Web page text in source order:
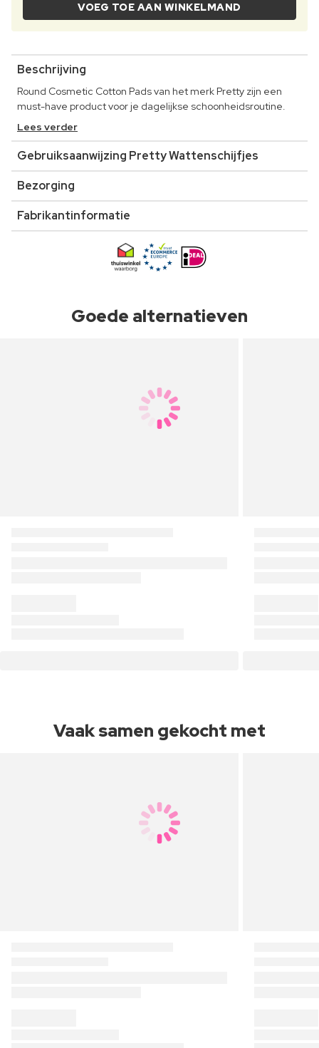
VOEG TOE AAN WINKELMAND
Beschrijving
Round Cosmetic Cotton Pads van het merk Pretty zijn een
must-have product voor je dagelijkse schoonheidsroutine.
Lees verder
Gebruiksaanwijzing Pretty Wattenschijfjes
Bezorging
Fabrikantinformatie
Goede alternatieven
Vaak samen gekocht met